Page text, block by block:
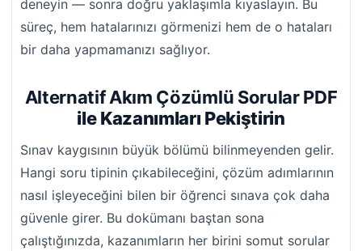
deneyin — sonra doğru yaklaşımla kıyaslayın. Bu
süreç, hem hatalarınızı görmenizi hem de o hataları
bir daha yapmamanızı sağlıyor.
Alternatif Akım Çözümlü Sorular PDF
ile Kazanımları Pekiştirin
Sınav kaygısının büyük bölümü bilinmeyenden gelir.
Hangi soru tipinin çıkabileceğini, çözüm adımlarının
nasıl işleyeceğini bilen bir öğrenci sınava çok daha
güvenle girer. Bu dokümanı baştan sona
çalıştığınızda, kazanımların her birini somut sorular